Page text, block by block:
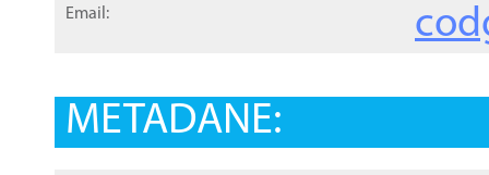
Email:
METADANE: